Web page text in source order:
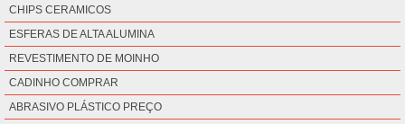
CHIPS CERAMICOS
ESFERAS DE ALTA ALUMINA
REVESTIMENTO DE MOINHO
CADINHO COMPRAR
ABRASIVO PLÁSTICO PREÇO